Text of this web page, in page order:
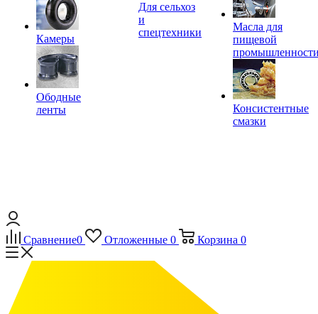
Камеры
Ободные
ленты
Для сельхоз
и
спецтехники
Масла для
пищевой
Консистентные
смазки
Сравнение0 Отложенные 0 Корзина 0